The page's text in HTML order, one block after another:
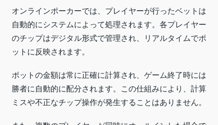
オンラインポーカーでは、プレイヤーが行ったベットは
自動的にシステムによって処理されます。各プレイヤー
のチップはデジタル形式で管理され、リアルタイムでポ
ットに反映されます。
ポットの金額は常に正確に計算され、ゲーム終了時には
勝者に自動的に配分されます。この仕組みにより、計算
ミスや不正なチップ操作が発生することはありません。